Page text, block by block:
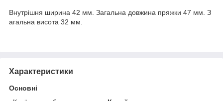
Внутрішня ширина 42 мм. Загальна довжина пряжки 47 мм. З
агальна висота 32 мм.
Характеристики
Основні